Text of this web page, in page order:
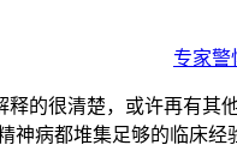
专家警
很清楚，或许再有其
病都堆集足够的临床